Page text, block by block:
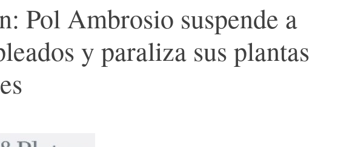
Pol Ambrosio suspende a
y paraliza sus plantas